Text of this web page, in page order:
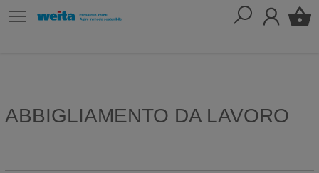
ABBIGLIAMENTO DA LAVORO